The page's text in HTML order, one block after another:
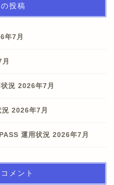
投稿
年7月
況 2026年7月
2026年7月
運用状況 2026年7月
メント